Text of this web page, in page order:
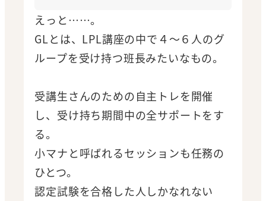
えっと……。
GLとは、LPL講座の中で４～６人のグ
ループを受け持つ班長みたいなもの。
受講生さんのための自主トレを開催
し、受け持ち期間中の全サポートをす
る。
小マナと呼ばれるセッションも任務の
ひとつ。
認定試験を合格した人しかなれない